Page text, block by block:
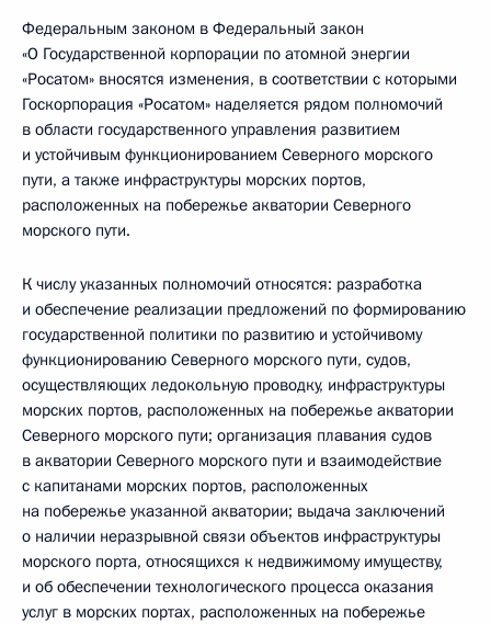
Федеральным законом в Федеральный закон
«О Государственной корпорации по атомной энергии
«Росатом» вносятся изменения, в соответствии с которыми
Госкорпорация «Росатом» наделяется рядом полномочий
в области государственного управления развитием
и устойчивым функционированием Северного морского
пути, а также инфраструктуры морских портов,
расположенных на побережье акватории Северного
морского пути.
К числу указанных полномочий относятся: разработка
и обеспечение реализации предложений по формированию
государственной политики по развитию и устойчивому
функционированию Северного морского пути, судов,
осуществляющих ледокольную проводку, инфраструктуры
морских портов, расположенных на побережье акватории
Северного морского пути; организация плавания судов
в акватории Северного морского пути и взаимодействие
с капитанами морских портов, расположенных
на побережье указанной акватории; выдача заключений
о наличии неразрывной связи объектов инфраструктуры
морского порта, относящихся к недвижимому имуществу,
и об обеспечении технологического процесса оказания
услуг в морских портах, расположенных на побережье